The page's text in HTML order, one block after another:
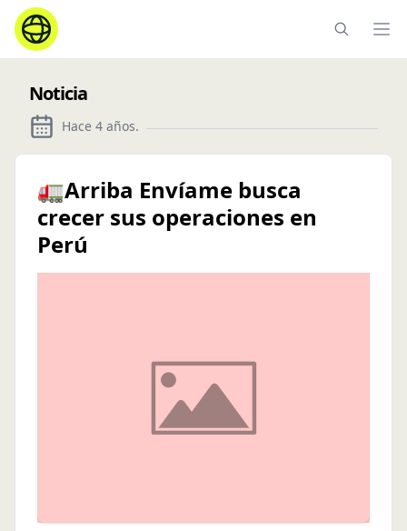
Noticia
Hace 4 años.
🚛Arriba Envíame busca
crecer sus operaciones en
Perú